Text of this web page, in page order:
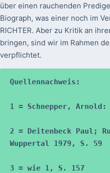
über einen rauchenden
Biograph, was einer noch im
RICHTER. Aber zu Kritik an
bringen, sind wir im Rahmen
verpflichtet.
Quellennachweis:
1 = Schnepper, Arnold:
2 = Deitenbeck Paul;
Wuppertal 1979, S. 59
3 = wie 1, S. 157